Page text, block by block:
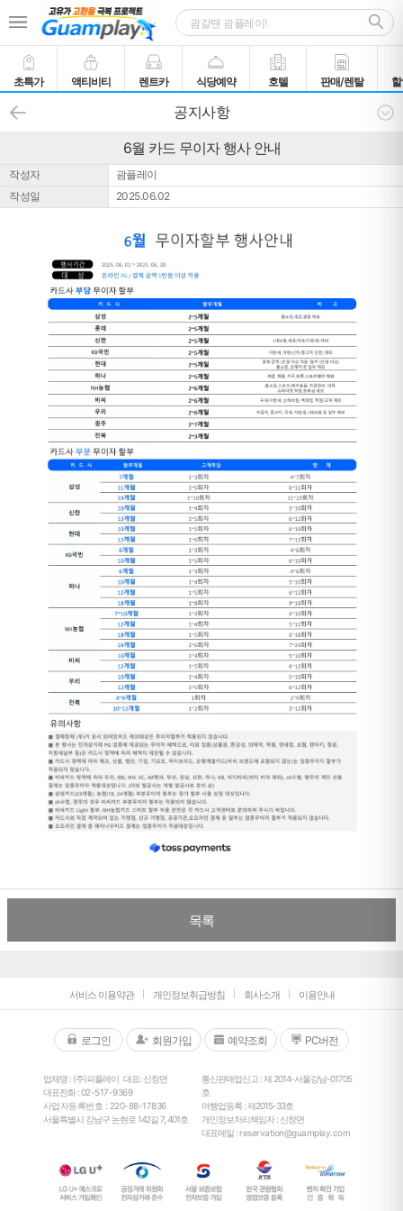
초특가 액티비티 렌트카 식당예약 호텔 판매/렌탈
공지사항
6월 카드 무이자 행사 안내
작성자
괌플레이
작성일
2025.06.02
목록
서비스 이용약관 개인정보취급방침 회사소개 이용안내
로그인 회원가입 예약조회 PC버전
업체명 : (주)피플레이 대표: 신창면
대표전화 :02-517-9369
사업자등록번호 : 220-88-17836
서울특별시 강남구 논현로 142길 7, 401호
통신판매업신고 : 제 2014-서울강남-01705
호
여행업등록 : 제2015-33호
개인정보처리책임자 : 신창면
대표메일 :reservation@guamplay.com